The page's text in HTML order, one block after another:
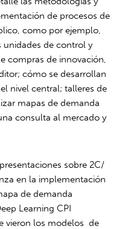
de procesos de
como por ejemplo,
unidades de control y
compras de innovación,
cómo se desarrollan
nivel central; talleres de
mapas de demanda
consulta al mercado y
sobre 2C/
en la implementación
de demanda
Learning CPI
vieron los modelos de